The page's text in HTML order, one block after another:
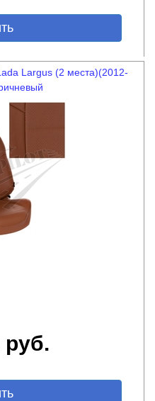
Largus (2 места)(2012-
руб.